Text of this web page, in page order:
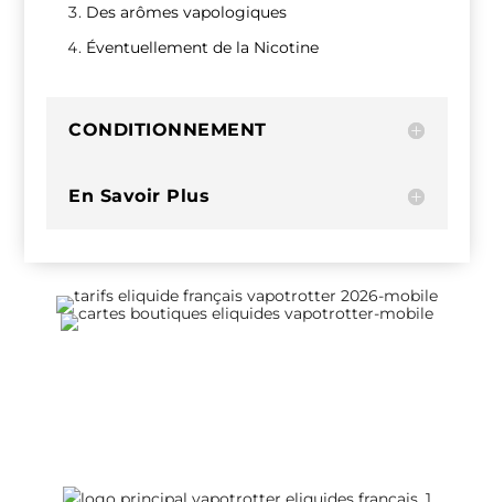
Des arômes vapologiques
Éventuellement de la Nicotine
CONDITIONNEMENT
En Savoir Plus